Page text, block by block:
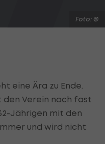
Foto: ©
eine Ära zu Ende.
den Verein nach fast
Jährigen mit den
und wird nicht